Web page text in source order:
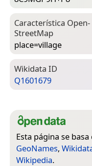
Característica Open­
Street­Map
place=­village
Wiki­data ID
Q1601679
Esta página se basa
GeoNames,
Wikipedia.